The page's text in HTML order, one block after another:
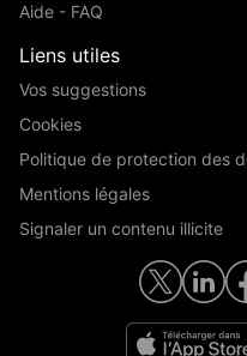
Aide - FAQ
Liens utiles
Vos suggestions
Cookies
Politique de protection des
Mentions légales
Signaler un contenu illicite